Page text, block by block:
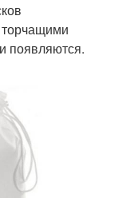
торчащими
появляются.